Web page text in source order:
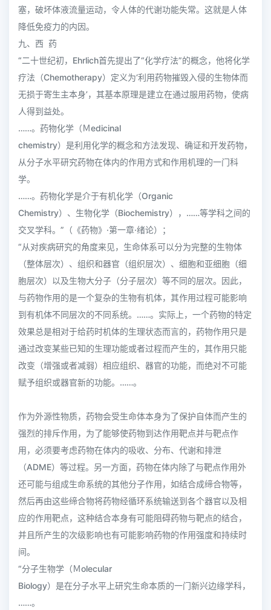
塞，破坏体液流量运动，令人体的代谢功能失常。这就是人体
降低免疫力的内因。
九、西 药
“二十世纪初，Ehrlich首先提出了“化学疗法”的概念，他将化学
疗法（Chemotherapy）定义为‘利用药物摧毁入侵的生物体而
无损于寄生主本身’，其基本原理是建立在通过服用药物，使病
人得到益处。
……。药物化学（Ｍedicinal
chemistry）是利用化学的概念和方法发现、确证和开发药物，
从分子水平研究药物在体内的作用方式和作用机理的一门科
学。
……。药物化学是介于有机化学（Organic
Chemistry）、生物化学（Biochemistry），……等学科之间的
交叉学科。”（《药物》·第一章·绪论）；
“从对疾病研究的角度来见，生命体系可以分为完整的生物体
（整体层次）、组织和器官（组织层次）、细胞和亚细胞（细
胞层次）以及生物大分子（分子层次）等不同的层次。因此，
与药物作用的是一个复杂的生物有机体，其作用过程可能影响
到有机体不同层次的不同系统。……。实际上，一个药物的特定
效果总是相对于给药时机体的生理状态而言的，药物作用只是
通过改变某些已知的生理功能或者过程而产生的，其作用只能
改变（增强或者减弱）相应组织、器官的功能，而绝对不可能
赋予组织或器官新的功能。……。
作为外源性物质，药物会受生命体本身为了保护自体而产生的
强烈的排斥作用，为了能够使药物到达作用靶点并与靶点作
用，必须要考虑药物在体内的吸收、分布、代谢和排泄
（ADME）等过程。另一方面，药物在体内除了与靶点作用外
还可能与组成生命系统的其他分子作用，如结合成缔合物等，
然后再由这些缔合物将药物经循环系统输送到各个器官以及相
应的作用靶点，这种结合本身有可能阻碍药物与靶点的结合，
并且所产生的次级影响也有可能影响药物的作用强度和持续时
间。
“分子生物学（Ｍolecular
Biology）是在分子水平上研究生命本质的一门新兴边缘学科，
……。